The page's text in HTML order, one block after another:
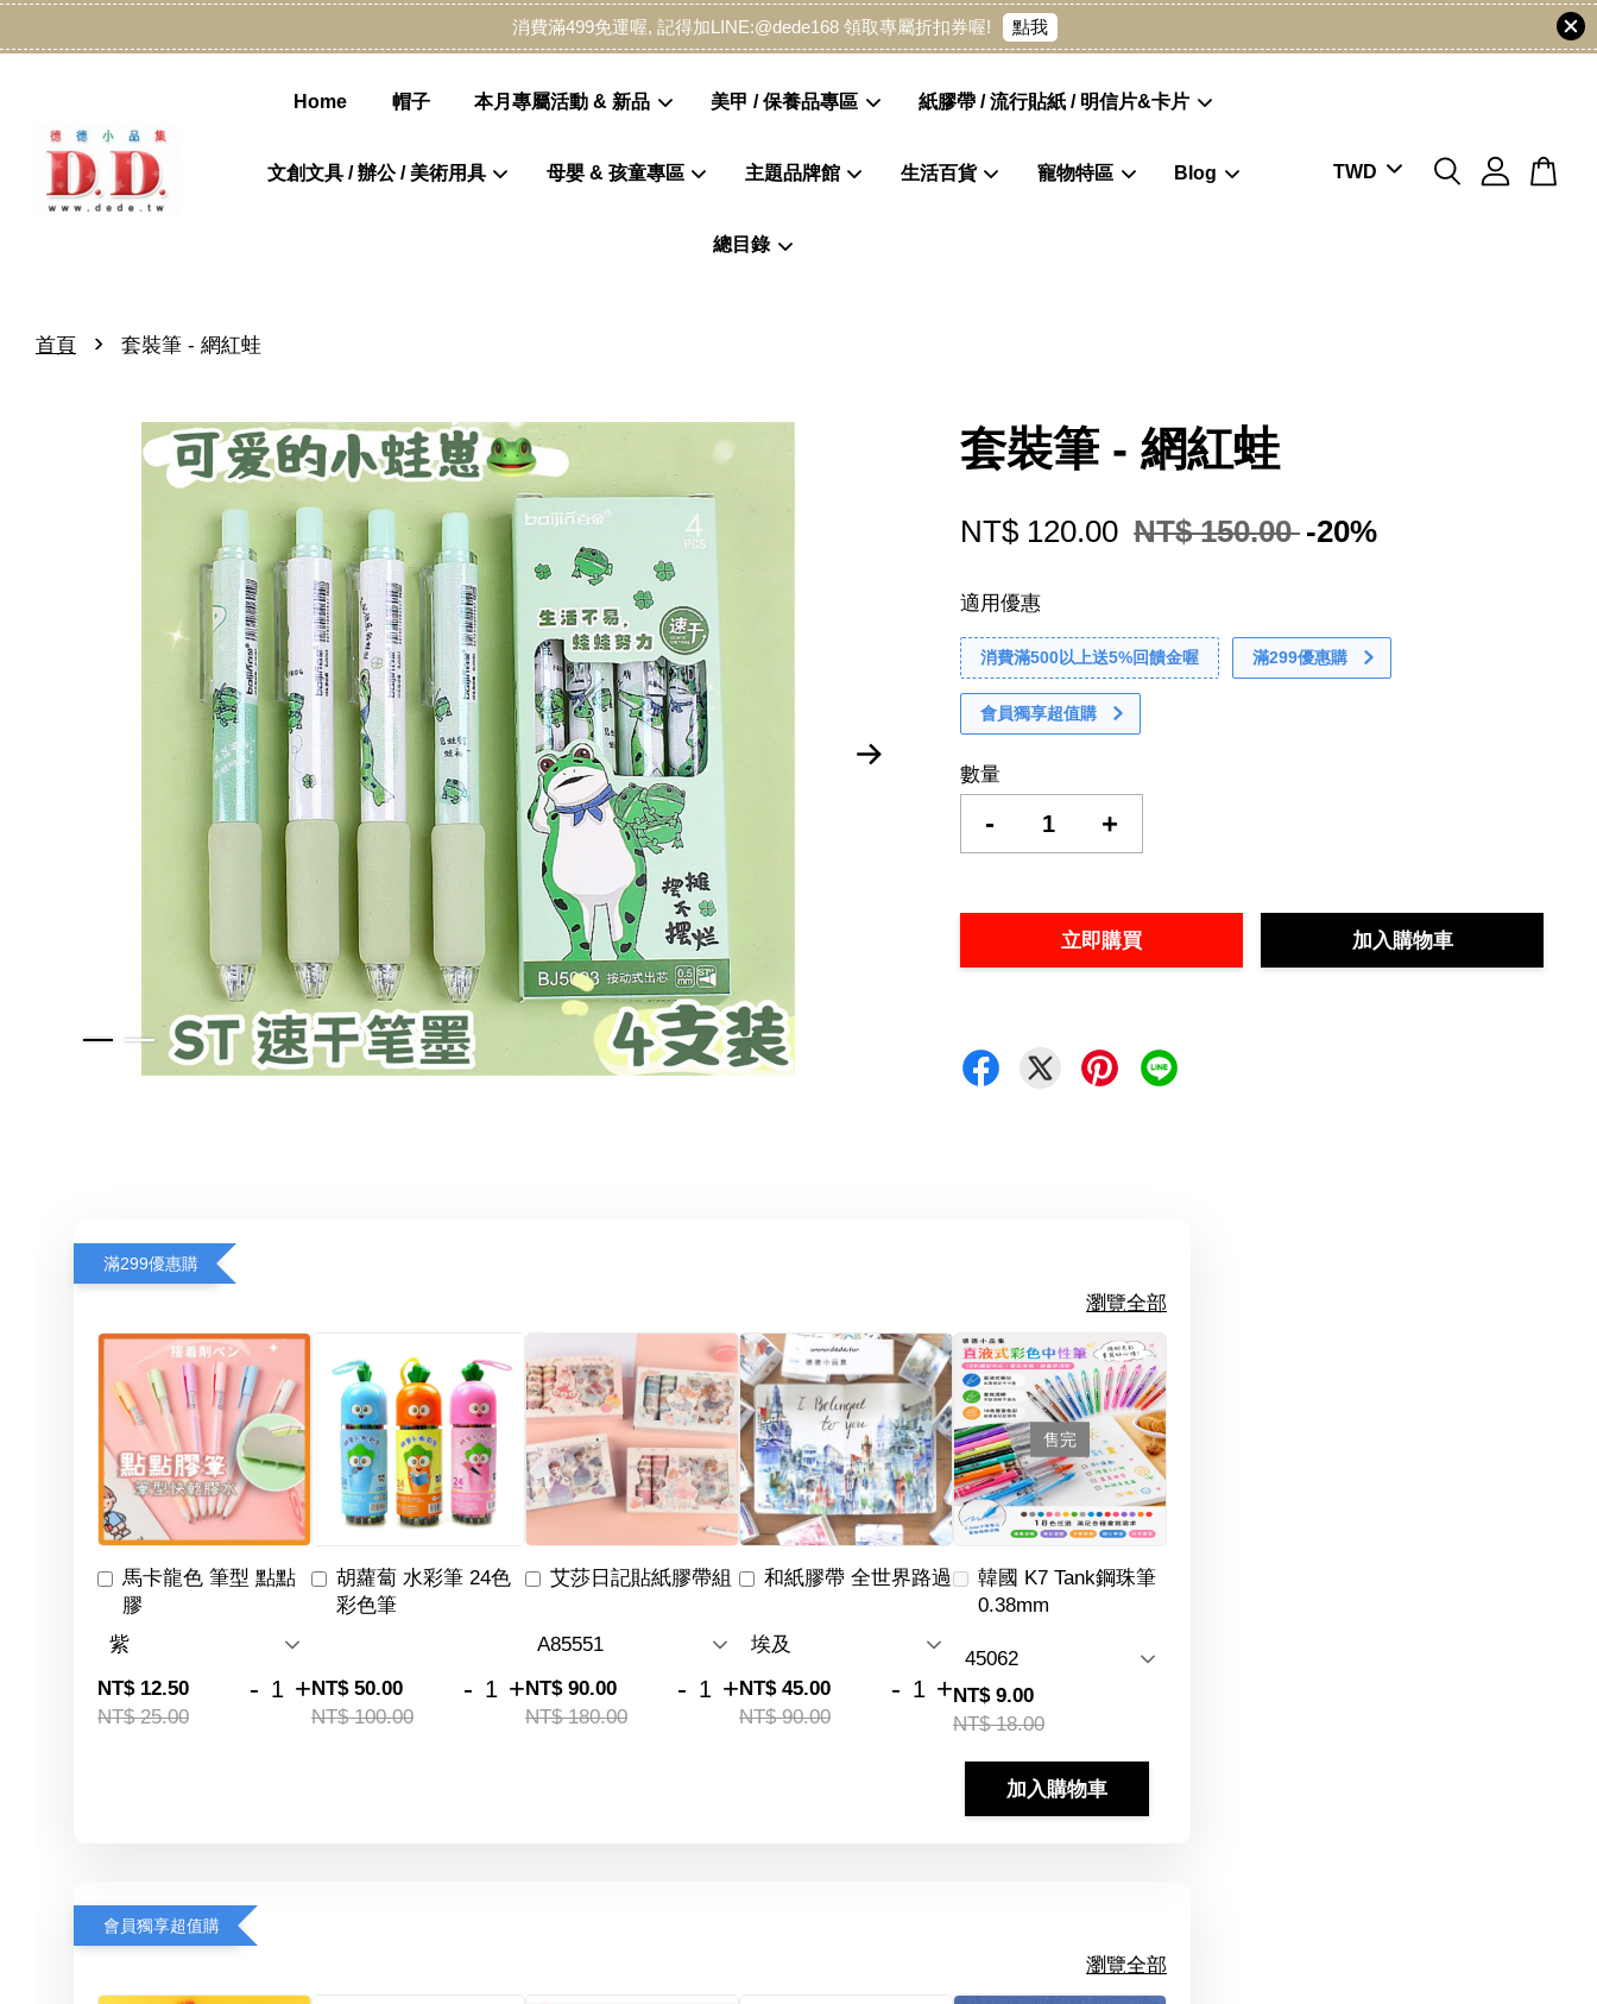
消費滿499免運喔, 記得加LINE:@dede168 領取專屬折扣券喔! 點我
Home 帽子 本月專屬活動 & 新品 美甲 / 保養品專區 紙膠帶 / 流行貼紙 / 明信片&卡片
文創文具 / 辦公 / 美術用具 母嬰 & 孩童專區 主題品牌館 生活百貨 寵物特區 Blog
總目錄
首頁 › 套裝筆 - 網紅蛙
套裝筆 - 網紅蛙
NT$ 120.00 NT$ 150.00 -20%
適用優惠
消費滿500以上送5%回饋金喔 滿299優惠購
會員獨享超值購
數量
- +
立即購買 加入購物車
滿299優惠購
瀏覽全部
馬卡龍色 筆型 點點
膠
NT$ 12.50
NT$ 25.00
- +
胡蘿蔔 水彩筆 24色
彩色筆
NT$ 50.00
NT$ 100.00
- +
艾莎日記貼紙膠帶組
NT$ 90.00
NT$ 180.00
- +
和紙膠帶 全世界路過
NT$ 45.00
NT$ 90.00
- +
售完
韓國 K7 Tank鋼珠筆
0.38mm
NT$ 9.00
NT$ 18.00
加入購物車
會員獨享超值購
瀏覽全部